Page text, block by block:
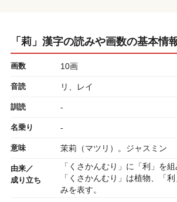
「莉」漢字の読みや画数の基本情
画数 10画
音読 リ、レイ
訓読 -
名乗り -
意味 茉莉（マツリ）。ジャスミン
由来／
成り立ち
「くさかんむり」に「利」を組
「くさかんむり」は植物、「
みを表す。